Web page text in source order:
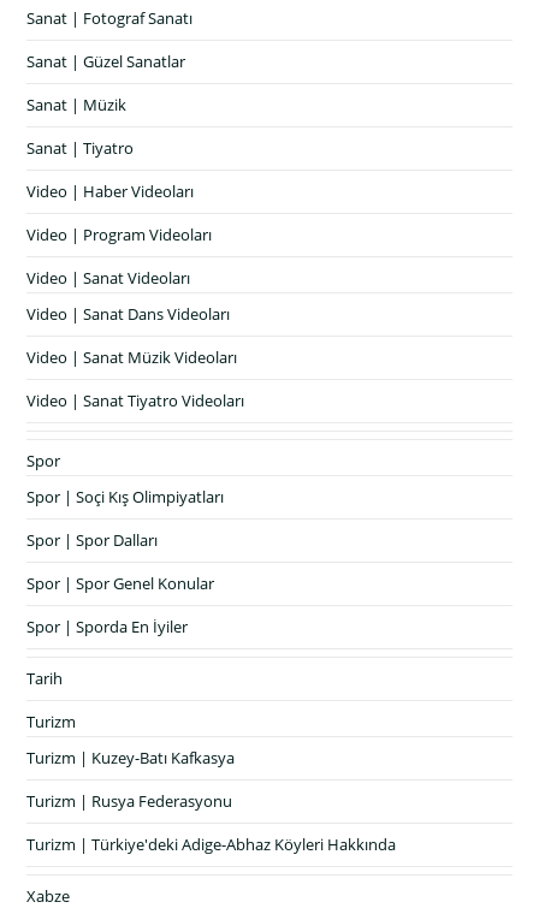
Sanat | Fotograf Sanatı
Sanat | Güzel Sanatlar
Sanat | Müzik
Sanat | Tiyatro
Video | Haber Videoları
Video | Program Videoları
Video | Sanat Videoları
Video | Sanat Dans Videoları
Video | Sanat Müzik Videoları
Video | Sanat Tiyatro Videoları
Spor
Spor | Soçi Kış Olimpiyatları
Spor | Spor Dalları
Spor | Spor Genel Konular
Spor | Sporda En İyiler
Tarih
Turizm
Turizm | Kuzey-Batı Kafkasya
Turizm | Rusya Federasyonu
Turizm | Türkiye'deki Adige-Abhaz Köyleri Hakkında
Xabze